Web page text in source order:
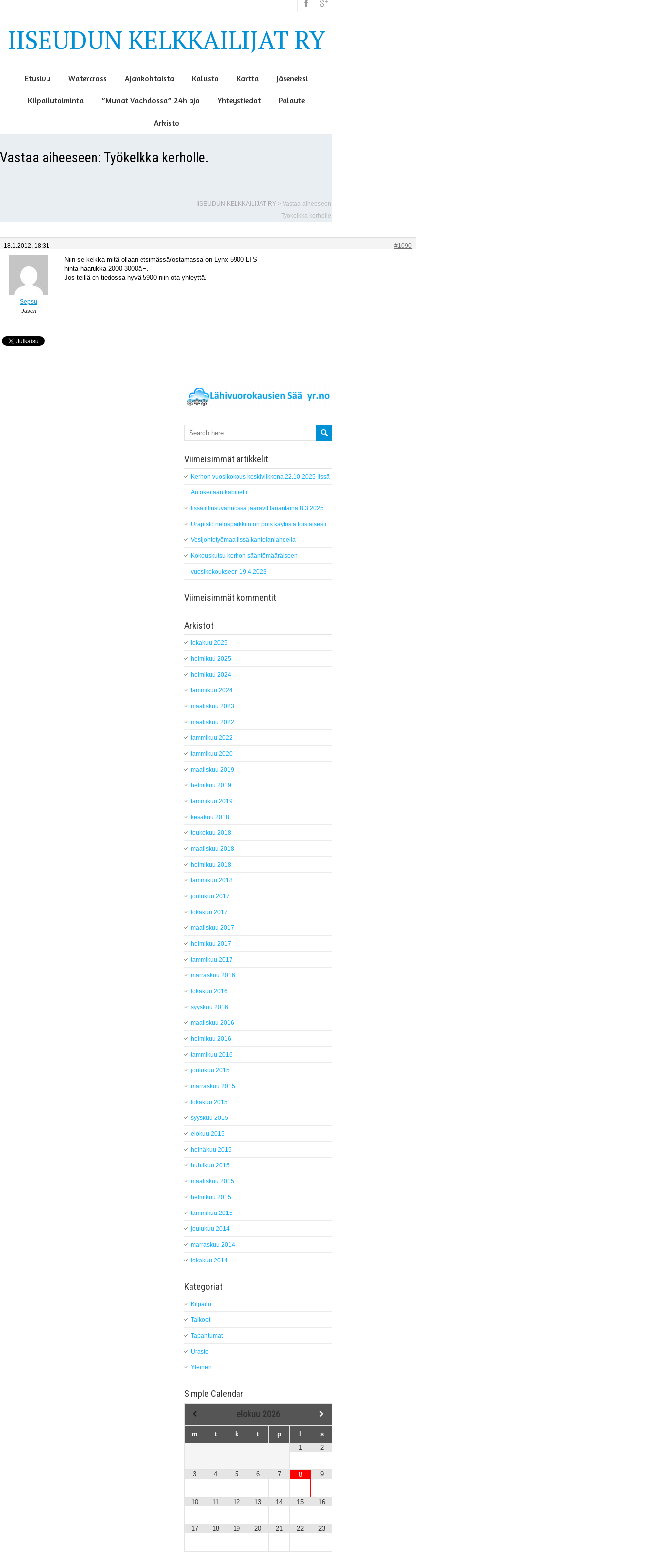
IISEUDUN KELKKAILIJAT RY
Etusivu Watercross Ajankohtaista Kalusto Kartta Jäseneksi
Kilpailutoiminta ”Munat Vaahdossa” 24h ajo Yhteystiedot Palaute
Arkisto
Vastaa aiheeseen: Työkelkka kerholle.
IISEUDUN KELKKAILIJAT RY > Vastaa aiheeseen:
Työkelkka kerholle.
18.1.2012, 18:31 #1090
Sepsu
Jäsen
Niin se kelkka mitä ollaan etsimässä/ostamassa on Lynx 5900 LTS
hinta haarukka 2000-3000â‚¬.
Jos teillä on tiedossa hyvä 5900 niin ota yhteyttä.
Viimeisimmät artikkelit
Kerhon vuosikokous keskiviikkona 22.10.2025 Iissä
Autokeitaan kabinetti
Iissä illinsuvannossa jääravit lauantaina 8.3.2025
Urapisto nelosparkkiin on pois käytöstä toistaisesti
Vesijohtotyömaa Iissä kantolanlahdella
Kokouskutsu kerhon sääntömääräiseen
vuosikokoukseen 19.4.2023
Viimeisimmät kommentit
Arkistot
lokakuu 2025
helmikuu 2025
helmikuu 2024
tammikuu 2024
maaliskuu 2023
maaliskuu 2022
tammikuu 2022
tammikuu 2020
maaliskuu 2019
helmikuu 2019
tammikuu 2019
kesäkuu 2018
toukokuu 2018
maaliskuu 2018
helmikuu 2018
tammikuu 2018
joulukuu 2017
lokakuu 2017
maaliskuu 2017
helmikuu 2017
tammikuu 2017
marraskuu 2016
lokakuu 2016
syyskuu 2016
maaliskuu 2016
helmikuu 2016
tammikuu 2016
joulukuu 2015
marraskuu 2015
lokakuu 2015
syyskuu 2015
elokuu 2015
heinäkuu 2015
huhtikuu 2015
maaliskuu 2015
helmikuu 2015
tammikuu 2015
joulukuu 2014
marraskuu 2014
lokakuu 2014
Kategoriat
Kilpailu
Talkoot
Tapahtumat
Urasto
Yleinen
Simple Calendar
elokuu 2026
m t k t p
s
1
2
3 4 5 6 7 8 9
10 11 12 13 14 15 16
17 18 19 20 21 22 23